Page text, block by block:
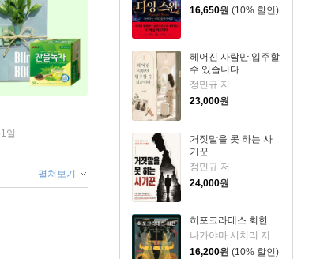
16,650원 (10% 할인)
헤어진 사람만 입주할
수 있습니다
정민규 저
23,000원
거짓말을 못 하는 사
기꾼
정민규 저
24,000원
히포크라테스 회한
나카야마 시치리 저/민경욱 역
16,200원 (10% 할인)
일
펼쳐보기